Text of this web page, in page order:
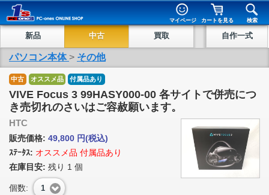
マイページ カートを見る 検索
新品 中古 買取 自作一式
パソコン本体 > その他
中古 オススメ品 付属品あり
VIVE Focus 3 99HASY000-00 各サイトで併売につ
き売切れのさいはご容赦願います。
HTC
販売価格: 49,800 円(税込)
ｽﾃｰﾀｽ: オススメ品 付属品あり
在庫目安: 残り 1 個
個数: 1